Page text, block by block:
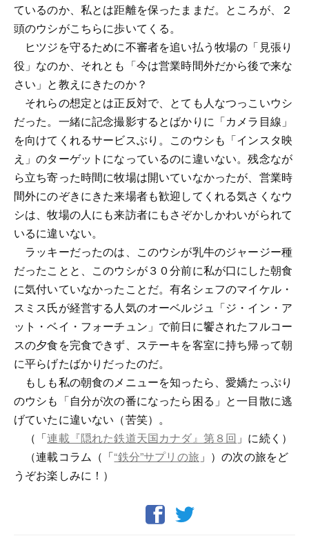
ているのか、私とは距離を保ったままだ。ところが、２
頭のウシがこちらに歩いてくる。
ヒツジを守るために不審者を追い払う牧場の「見張り
役」なのか、それとも「今は営業時間外だから後で来な
さい」と教えにきたのか？
それらの想定とは正反対で、とても人なつっこいウシ
だった。一緒に記念撮影するとばかりに「カメラ目線」
を向けてくれるサービスぶり。このウシも「インスタ映
え」のターゲットになっているのに違いない。残念なが
ら立ち寄った時間に牧場は開いていなかったが、営業時
間外にのぞきにきた来場者も歓迎してくれる気さくなウ
シは、牧場の人にも来訪者にもさぞかしかわいがられて
いるに違いない。
ラッキーだったのは、このウシが乳牛のジャージー種
だったことと、このウシが３０分前に私が口にした朝食
に気付いていなかったことだ。有名シェフのマイケル・
スミス氏が経営する人気のオーベルジュ「ジ・イン・ア
ット・ベイ・フォーチュン」で前日に饗されたフルコー
スの夕食を完食できず、ステーキを客室に持ち帰って朝
に平らげたばかりだったのだ。
もしも私の朝食のメニューを知ったら、愛嬌たっぷり
のウシも「自分が次の番になったら困る」と一目散に逃
げていたに違いない（苦笑）。
（「連載『隠れた鉄道天国カナダ』第８回 」に続く）
（連載コラム（「“鉄分”サプリの旅 」）の次の旅をど
うぞお楽しみに！）